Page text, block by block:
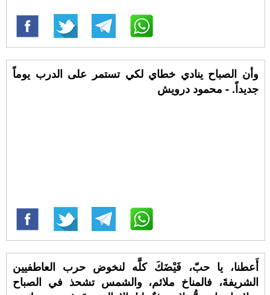
وأن الصباح ينادي خطاي لكي تستمر على الدرب يوماً
جديداً. - محمود درويش
أَعطنا، يا حبّ، فَيْضَكَ كلَّه لنخوض حرب العاطفيين
الشريفةَ، فالمناخ ملائم، والشمس تشحذ في الصباح